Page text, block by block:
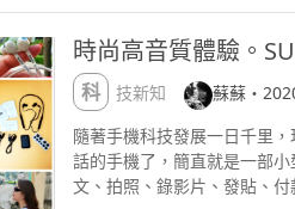
話語文章等，繼續以一文多
氣時尚生活網站的專欄內，
部落』
手機Apps ELLE HK 澳門人氣
163.com。LOFTER 中國攜
聯絡及邀約
形式發放於中、港、澳三地多
情請點擊蘇蘇的 新浪微博 『
手機Apps ELLE HK 澳門人
長在澳門但背景完全不同的
少相同的地方。透過分享和討
同經歷表達出來。 蘇蘇 在過
的事情可以與大家分享？ 概
有我認識她們，她們是互不認
上都有著不同的語言，例如
rdquo;這樣這樣rdquo;，我
為有趣。 音樂創作陳欣樺 比
肝和白松露 澳洲
量僅佔 1%，全因澳洲和牛教
以高規格傳統方式穀物飼養
十分稀少。 其油脂含量大於
分佈，肉質細緻多汁，脂香
子果凍、味道濃郁的鵝肝和
全打開了你的味蕾。 第二道
兩者都有松露提味，蘇蘇選
分可口。 套餐裡面還有英式
杏桃及士多啤梨果醬。 鹹點
蝶紅絲絨蛋糕配芝士奶油忌廉
點，還有蘇蘇很愛那充滿香
肝慕絲、清新的蟹子青瓜三文
迷你脆筒，也是不能錯過的
的香港藝術節已經延至今天
至網上平台免費播放，讓大家
大館『網上見』」活動，是
攝，在網上免費播放，再配合
及另類導賞等，希望能讓大家
了解香港大館這個擁有170年
兩個免費現場節目上演，當中
放 創作進行中》的現場演出
時尚高音質體驗。
科技新知
蘇蘇・
隨著手機科技發展一日千里
話的手機了，簡直就是一部
文、拍照、錄影片、發貼、